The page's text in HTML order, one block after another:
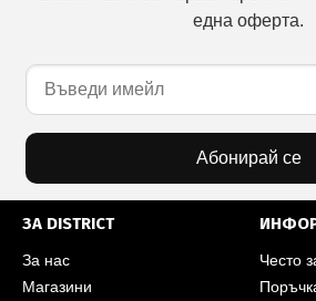
една оферта.
Абонирай се
ЗА DISTRICT
За нас
Магазини
Често